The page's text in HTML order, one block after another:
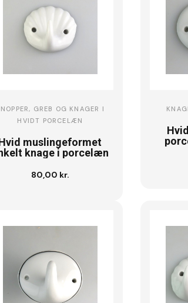
GREB OG KNAGER I
HVIDT PORCELÆN
muslingeformet
knage i porcelæn
80,00 kr.
Læg i kurv